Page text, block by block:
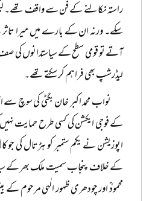
راستہ نکالنے کے فن سے واقف تھے۔
سکے۔ ورنہ ان کے بارے میں میرا
آتے تو قومی سطح کے سیاستدانوں کی صف
لیڈرشپ بھی فراہم کر سکتے تھے۔
نواب محمد اکبر خان بگٹی کی سوچ
کے فوجی ایکشن کی کسی طرح حمایت
اپوزیشن نے یکم ستمبر کو ہڑتال کی
کے خلاف پنجاب سمیت ملک بھر کے
محمودؒ اور چودھری ظہور الٰہی مرحوم کے